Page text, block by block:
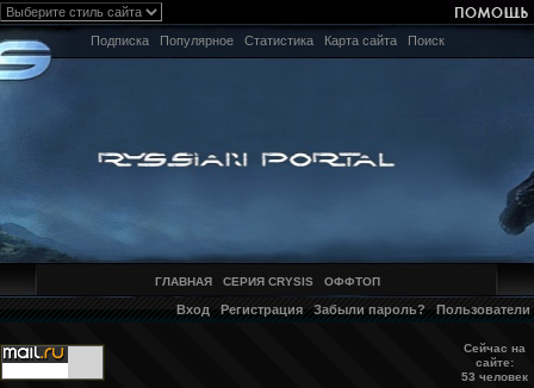
Подписка Популярное Статистика Карта сайта Поиск
ГЛАВНАЯ СЕРИЯ CRYSIS ОФФТОП
Вход Регистрация Забыли пароль? Пользователи
Сейчас на
сайте:
53 человек